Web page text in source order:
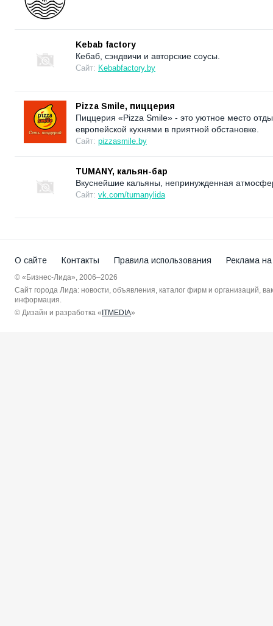
Kebab factory
Кебаб, сэндвичи и авторские соусы.
Сайт: Kebabfactory.by
Pizza Smile, пиццерия
Пиццерия «Pizza Smile» - это уютное место
европейской кухнями в приятной обстановке.
Сайт: pizzasmile.by
TUMANY, кальян-бар
Вкуснейшие кальяны, непринужденная
Сайт: vk.com/tumanylida
О сайте Контакты Правила использования Реклама
© «Бизнес-Лида», 2006–2026
Сайт города Лида: новости, объявления, каталог фирм и организаций,
информация.
© Дизайн и разработка « ITMEDIA»